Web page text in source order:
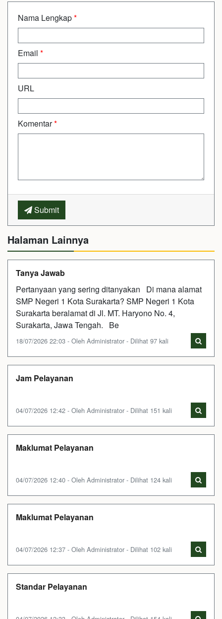
Nama Lengkap*
Email *
URL
Komentar*
Submit
Halaman Lainnya
Tanya Jawab
Pertanyaan yang sering ditanyakan Di mana alamat
SMP Negeri 1 Kota Surakarta? SMP Negeri 1 Kota
Surakarta beralamat di Jl. MT. Haryono No. 4,
Surakarta, Jawa Tengah. Be
18/07/2026 22:03 - Oleh Administrator - Dilihat 97 kali
Jam Pelayanan
04/07/2026 12:42 - Oleh Administrator - Dilihat 151 kali
Maklumat Pelayanan
04/07/2026 12:40 - Oleh Administrator - Dilihat 124 kali
Maklumat Pelayanan
04/07/2026 12:37 - Oleh Administrator - Dilihat 102 kali
Standar Pelayanan